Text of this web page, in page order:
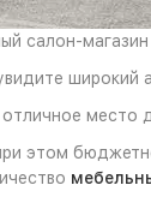
салон-
место
этом